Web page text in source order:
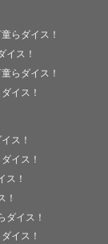
らダイス！
ス！
らダイス！
イス！
ス！
イス！
！
！
イス！
イス！